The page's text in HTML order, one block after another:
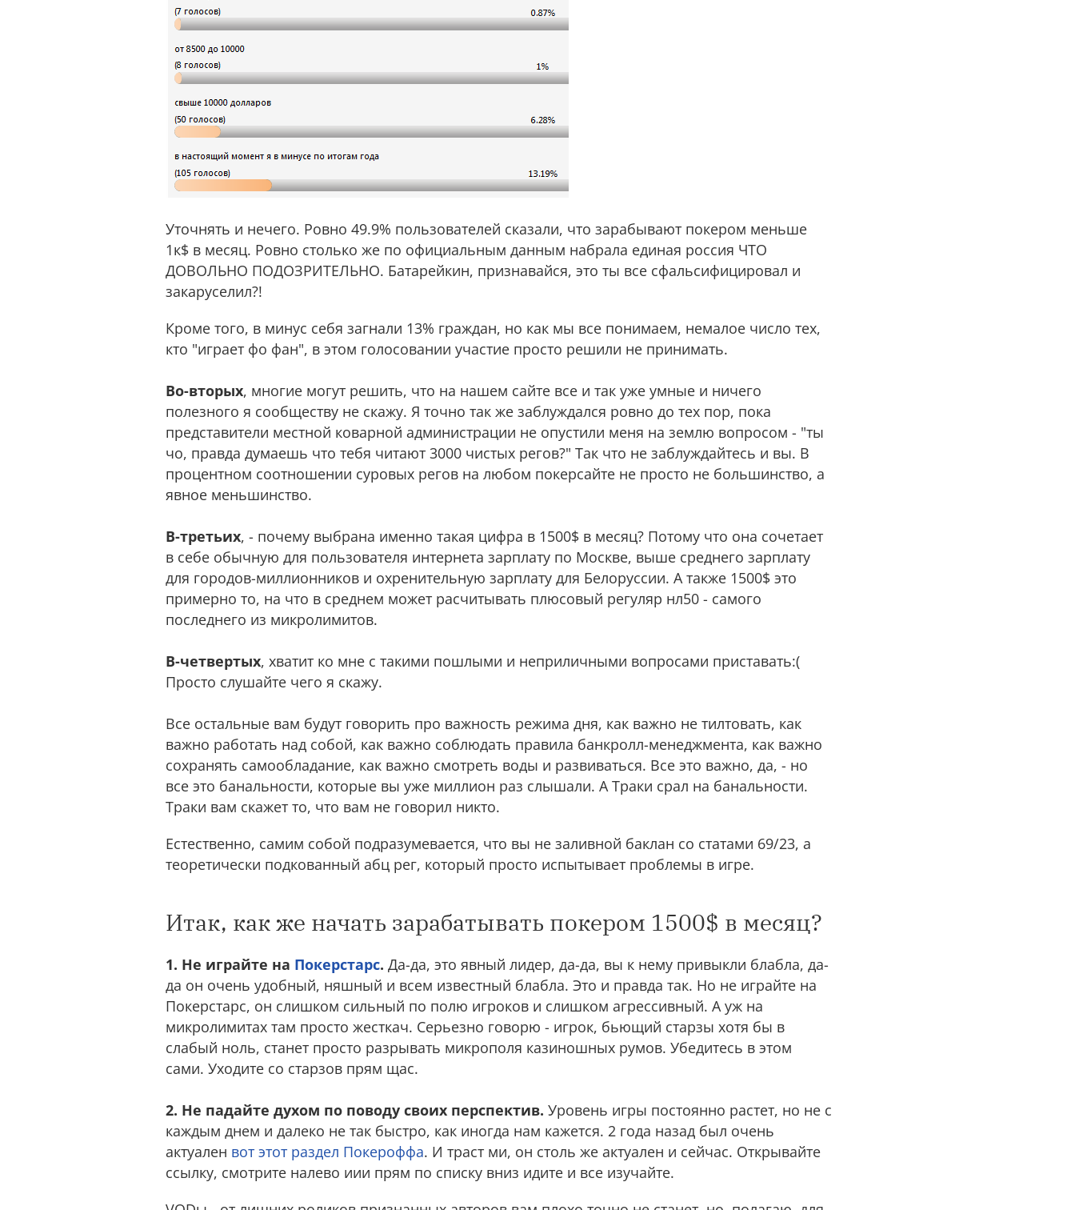
Уточнять и нечего. Ровно 49.9% пользователей сказали, что зарабывают покером меньше
1к$ в месяц. Ровно столько же по официальным данным набрала единая россия ЧТО
ДОВОЛЬНО ПОДОЗРИТЕЛЬНО. Батарейкин, признавайся, это ты все сфальсифицировал и
закаруселил?!
Кроме того, в минус себя загнали 13% граждан, но как мы все понимаем, немалое число тех,
кто "играет фо фан", в этом голосовании участие просто решили не принимать.
Во-вторых, многие могут решить, что на нашем сайте все и так уже умные и ничего
полезного я сообществу не скажу. Я точно так же заблуждался ровно до тех пор, пока
представители местной коварной администрации не опустили меня на землю вопросом - "ты
чо, правда думаешь что тебя читают 3000 чистых регов?" Так что не заблуждайтесь и вы. В
процентном соотношении суровых регов на любом покерсайте не просто не большинство, а
явное меньшинство.
В-третьих, - почему выбрана именно такая цифра в 1500$ в месяц? Потому что она сочетает
в себе обычную для пользователя интернета зарплату по Москве, выше среднего зарплату
для городов-миллионников и охренительную зарплату для Белоруссии. А также 1500$ это
примерно то, на что в среднем может расчитывать плюсовый регуляр нл50 - самого
последнего из микролимитов.
В-четвертых, хватит ко мне с такими пошлыми и неприличными вопросами приставать:(
Просто слушайте чего я скажу.
Все остальные вам будут говорить про важность режима дня, как важно не тилтовать, как
важно работать над собой, как важно соблюдать правила банкролл-менеджмента, как важно
сохранять самообладание, как важно смотреть воды и развиваться. Все это важно, да, - но
все это банальности, которые вы уже миллион раз слышали. А Траки срал на банальности.
Траки вам скажет то, что вам не говорил никто.
Естественно, самим собой подразумевается, что вы не заливной баклан со статами 69/23, а
теоретически подкованный абц рег, который просто испытывает проблемы в игре.
Итак, как же начать зарабатывать покером 1500$ в месяц?
1. Не играйте на Покерстарс. Да-да, это явный лидер, да-да, вы к нему привыкли блабла, да-
да он очень удобный, няшный и всем известный блабла. Это и правда так. Но не играйте на
Покерстарс, он слишком сильный по полю игроков и слишком агрессивный. А уж на
микролимитах там просто жесткач. Серьезно говорю - игрок, бьющий старзы хотя бы в
слабый ноль, станет просто разрывать микрополя казиношных румов. Убедитесь в этом
сами. Уходите со старзов прям щас.
2. Не падайте духом по поводу своих перспектив. Уровень игры постоянно растет, но не с
каждым днем и далеко не так быстро, как иногда нам кажется. 2 года назад был очень
актуален вот этот раздел Покероффа. И траст ми, он столь же актуален и сейчас. Открывайте
ссылку, смотрите налево иии прям по списку вниз идите и все изучайте.